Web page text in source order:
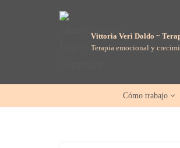
Vittoria Verì Doldo ~
Terapia emocional y
Cómo trabajo